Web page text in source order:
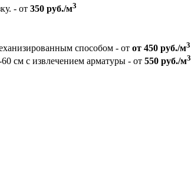
- от 350 руб./м3
способом - от от 450 руб./м3
см с извлечением арматуры - от 550 руб./м3